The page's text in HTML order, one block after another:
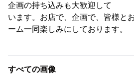
企画の持ち込みも大歓迎して
います。お店で、企画で、皆様と
ーム一同楽しみにしております。
すべての画像